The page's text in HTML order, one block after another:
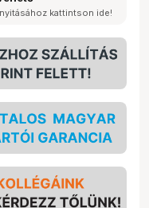
kattintson ide!